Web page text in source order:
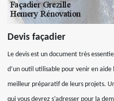
Devis façadier
Le devis est un document très
d’un outil utilisable pour venir en
meilleur préparatif de leurs projets.
qui vous devrez s’adresser pour la